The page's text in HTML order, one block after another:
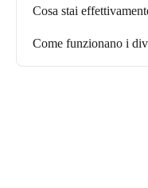
Cosa stai
Come funzionano i